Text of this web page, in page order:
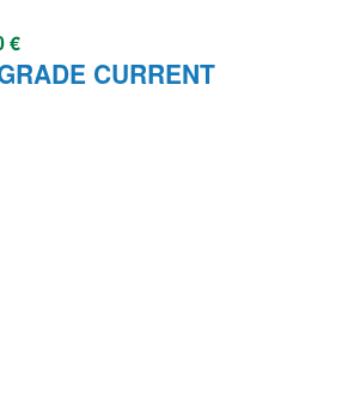
€
CURRENT